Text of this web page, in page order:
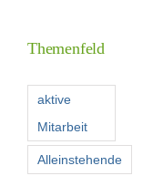
Themenfeld
aktive
Mitarbeit
Alleinstehende